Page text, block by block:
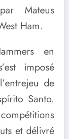
Mateus
Ham.
en
imposé
de
Santo.
et délivré